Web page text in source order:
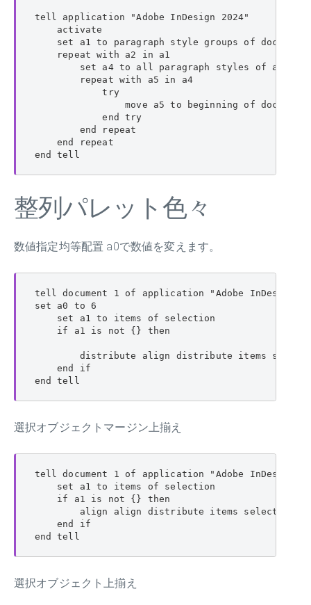
tell application "Adobe InDesign 2024"
    activate
set a1 to paragraph style groups of document
    repeat with a2 in a1
        set a4 to all paragraph styles of a2
        repeat with a5 in a4
            try
move a5 to beginning of document
            end try
        end repeat
    end repeat
end tell
整列パレット色々
数値指定均等配置 a0で数値を変えます。
tell document 1 of application "Adobe InDesign
set a0 to 6
    set a1 to items of selection
    if a1 is not {} then
distribute align distribute items
    end if
end tell
選択オブジェクトマージン上揃え
tell document 1 of application "Adobe InDesign
    set a1 to items of selection
    if a1 is not {} then
align align distribute items selection
    end if
end tell
選択オブジェクト上揃え